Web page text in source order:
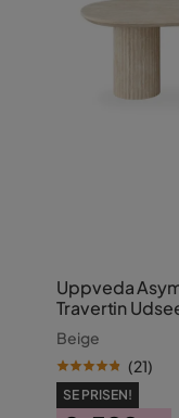
Uppveda
Travertin
Beige
(21)
SE PRISEN!